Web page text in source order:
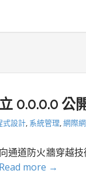
0.0.0.0 公
式設計, 系統管理,網際
通道防火牆穿越
Read more →